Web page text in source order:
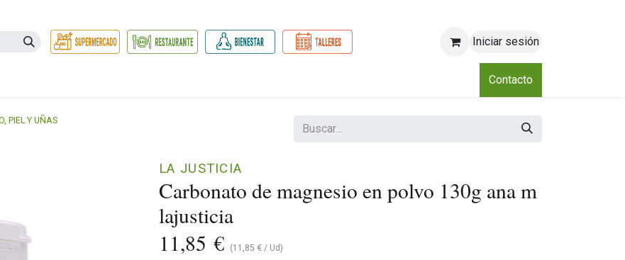
Iniciar sesión
Club
Contacto
PIEL Y UÑAS
Carbonato de magnesio en polvo 130g ana m
lajusticia
LA JUSTICIA
11,85 € (11,85 € / Ud)